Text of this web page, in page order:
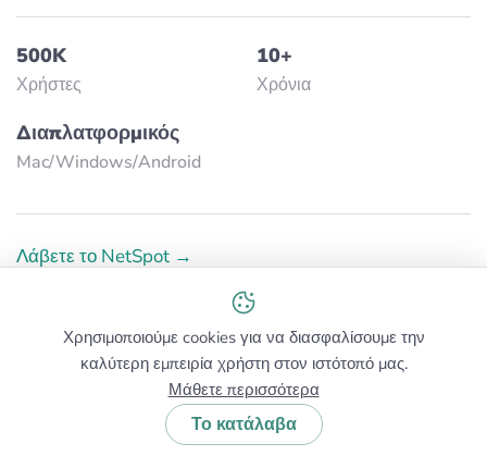
500K
Χρήστες
10+
Χρόνια
Διαπλατφορμικός
Mac/Windows/Аndroid
Λάβετε το NetSpot →
Μάθετε περισσότερα για το NetSpot →
Συχνές Ερωτήσεις: Δημοφιλείς
Χρησιμοποιούμε cookies για να διασφαλίσουμε την
καλύτερη εμπειρία χρήστη στον ιστότοπό μας.
Μάθετε περισσότερα
Το κατάλαβα